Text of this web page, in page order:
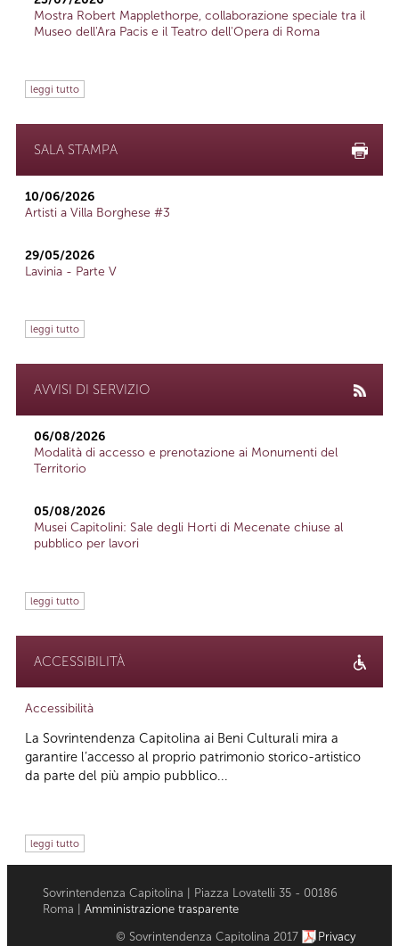
Mostra Robert Mapplethorpe, collaborazione speciale tra il
Museo dell'Ara Pacis e il Teatro dell'Opera di Roma
leggi tutto
SALA STAMPA
10/06/2026
Artisti a Villa Borghese #3
29/05/2026
Lavinia - Parte V
leggi tutto
AVVISI DI SERVIZIO
06/08/2026
Modalità di accesso e prenotazione ai Monumenti del
Territorio
05/08/2026
Musei Capitolini: Sale degli Horti di Mecenate chiuse al
pubblico per lavori
leggi tutto
ACCESSIBILITÀ
Accessibilità
La Sovrintendenza Capitolina ai Beni Culturali mira a
garantire l’accesso al proprio patrimonio storico-artistico
da parte del più ampio pubblico...
leggi tutto
Sovrintendenza Capitolina | Piazza Lovatelli 35 - 00186
Roma | Amministrazione trasparente
© Sovrintendenza Capitolina 2017 Privacy